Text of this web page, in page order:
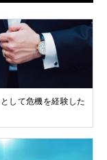
して危機を経験した